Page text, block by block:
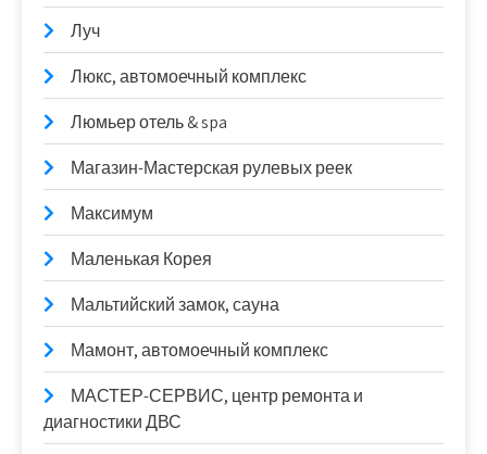
Луч
Люкс, автомоечный комплекс
Люмьер отель & spa
Магазин-Мастерская рулевых реек
Максимум
Маленькая Корея
Мальтийский замок, сауна
Мамонт, автомоечный комплекс
МАСТЕР-СЕРВИС, центр ремонта и
диагностики ДВС